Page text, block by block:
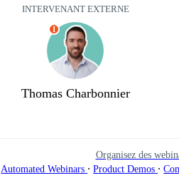
INTERVENANT EXTERNE
I
Thomas Charbonnier
Organisez des
Automated Webinars ∙ Product Demos ∙